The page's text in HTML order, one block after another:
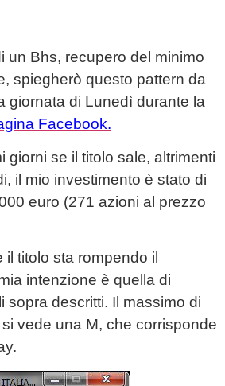
un Bhs, recupero del minimo
spiegherò questo pattern da
giornata di Lunedì durante la
Facebook.
giorni se il titolo sale, altrimenti
il mio investimento è stato di
euro (271 azioni al prezzo
titolo sta rompendo il
intenzione è quella di
sopra descritti. Il massimo di
vede una M, che corrisponde